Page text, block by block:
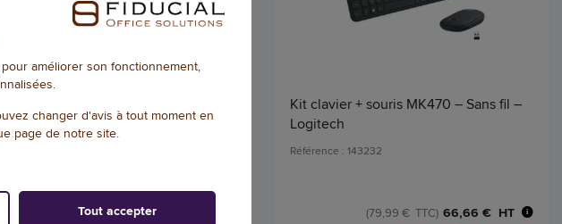
- AZERTY - Logitech
5 - 1avis
67,12 € HT
(80,54 € TTC)
Kit clavier + souris MK470 – Sans fil –
Logitech
Référence : 143232
66,66 € HT
(79,99 € TTC)
améliorer son fonctionnement,
changer d'avis à tout moment en
page de notre site.
Tout accepter